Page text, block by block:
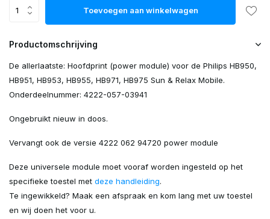
Toevoegen aan winkelwagen
Productomschrijving
De allerlaatste: Hoofdprint (power module) voor de Philips HB950,
HB951, HB953, HB955, HB971, HB975 Sun & Relax Mobile.
Onderdeelnummer: 4222-057-03941
Ongebruikt nieuw in doos.
Vervangt ook de versie 4222 062 94720 power module
Deze universele module moet vooraf worden ingesteld op het
specifieke toestel met deze handleiding.
Te ingewikkeld? Maak een afspraak en kom lang met uw toestel
en wij doen het voor u.